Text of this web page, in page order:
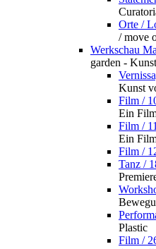
Orte /
/ move
Werkschau
garden -
Kunst
Film /
Ein
Film /
Ein
Film /
Tanz /
Plastic
Film /